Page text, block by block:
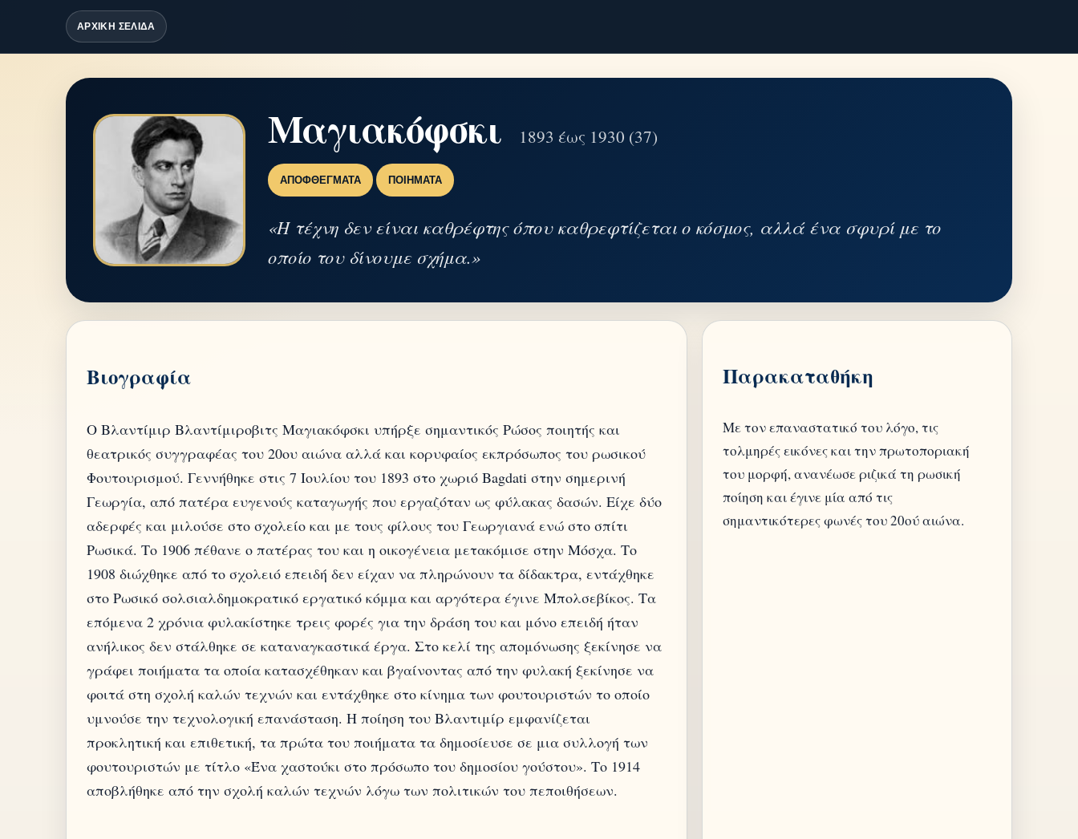
ΑΡΧΙΚΗ ΣΕΛΙΔΑ
Μαγιακόφσκι 1893 έως 1930 (37)
ΑΠΟΦΘΈΓΜΑΤΑ ΠΟΙΉΜΑΤΑ
«Η τέχνη δεν είναι καθρέφτης όπου καθρεφτίζεται ο κόσμος, αλλά ένα σφυρί με το
οποίο του δίνουμε σχήμα.»
Βιογραφία
Ο Βλαντίμιρ Βλαντίμιροβιτς Μαγιακόφσκι υπήρξε σημαντικός Ρώσος ποιητής και
θεατρικός συγγραφέας του 20ου αιώνα αλλά και κορυφαίος εκπρόσωπος του ρωσικού
Φουτουρισμού. Γεννήθηκε στις 7 Ιουλίου του 1893 στο χωριό Bagdati στην σημερινή
Γεωργία, από πατέρα ευγενούς καταγωγής που εργαζόταν ως φύλακας δασών. Είχε δύο
αδερφές και μιλούσε στο σχολείο και με τους φίλους του Γεωργιανά ενώ στο σπίτι
Ρωσικά. Το 1906 πέθανε ο πατέρας του και η οικογένεια μετακόμισε στην Μόσχα. Το
1908 διώχθηκε από το σχολειό επειδή δεν είχαν να πληρώνουν τα δίδακτρα, εντάχθηκε
στο Ρωσικό σολσιαλδημοκρατικό εργατικό κόμμα και αργότερα έγινε Μπολσεβίκος. Τα
επόμενα 2 χρόνια φυλακίστηκε τρεις φορές για την δράση του και μόνο επειδή ήταν
ανήλικος δεν στάλθηκε σε καταναγκαστικά έργα. Στο κελί της απομόνωσης ξεκίνησε να
γράφει ποιήματα τα οποία κατασχέθηκαν και βγαίνοντας από την φυλακή ξεκίνησε να
φοιτά στη σχολή καλών τεχνών και εντάχθηκε στο κίνημα των φουτουριστών το οποίο
υμνούσε την τεχνολογική επανάσταση. Η ποίηση του Βλαντιμίρ εμφανίζεται
προκλητική και επιθετική, τα πρώτα του ποιήματα τα δημοσίευσε σε μια συλλογή των
φουτουριστών με τίτλο «Ένα χαστούκι στο πρόσωπο του δημοσίου γούστου». Το 1914
αποβλήθηκε από την σχολή καλών τεχνών λόγω των πολιτικών του πεποιθήσεων.
Παρακαταθήκη
Με τον επαναστατικό του λόγο, τις
τολμηρές εικόνες και την πρωτοποριακή
του μορφή, ανανέωσε ριζικά τη ρωσική
ποίηση και έγινε μία από τις